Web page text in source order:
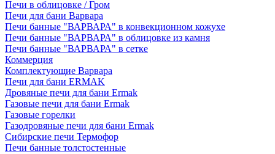
Печи в облицовке / Гром
Печи для бани Варвара
Печи банные "ВАРВАРА" в конвекционном кожухе
Печи банные "ВАРВАРА" в облицовке из камня
Печи банные "ВАРВАРА" в сетке
Коммерция
Комплектующие Варвара
Печи для бани ERMAK
Дровяные печи для бани Ermak
Газовые печи для бани Ermak
Газовые горелки
Газодровяные печи для бани Ermak
Сибирские печи Термофор
Печи банные толстостенные